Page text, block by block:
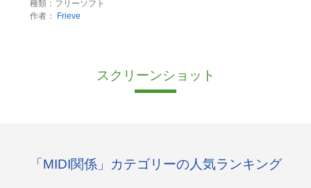
種類：フリーソフト
作者：
Frieve
スクリーンショット
「MIDI関係」カテゴリーの人気ランキング